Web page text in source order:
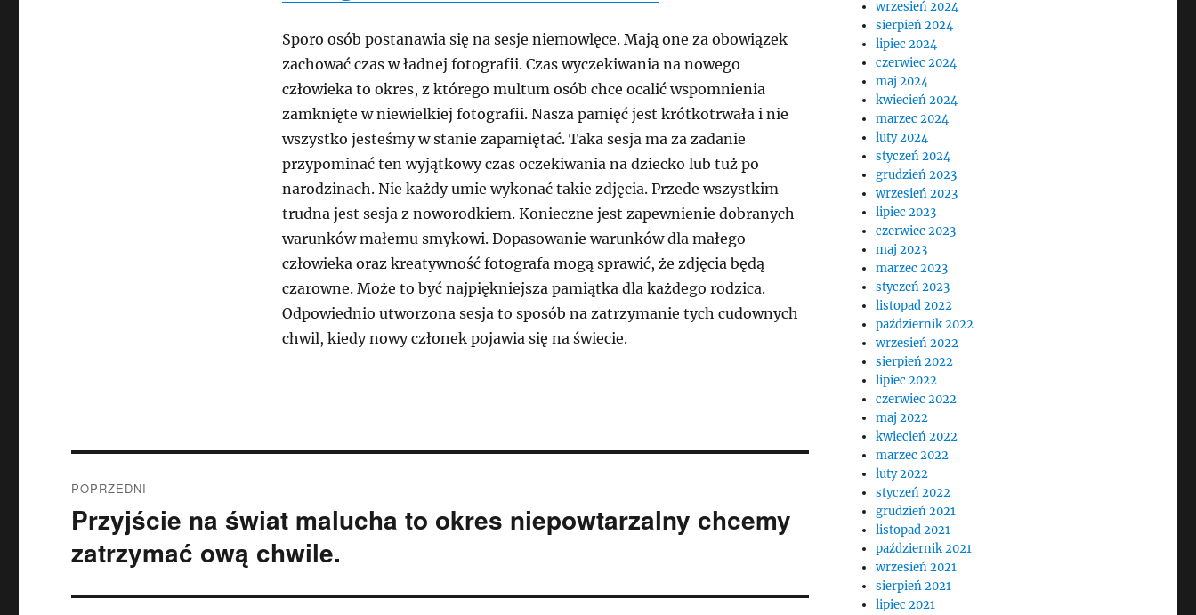
Sporo osób postanawia się na sesje niemowlęce. Mają one za obowiązek
zachować czas w ładnej fotografii. Czas wyczekiwania na nowego
człowieka to okres, z którego multum osób chce ocalić wspomnienia
zamknięte w niewielkiej fotografii. Nasza pamięć jest krótkotrwała i nie
wszystko jesteśmy w stanie zapamiętać. Taka sesja ma za zadanie
przypominać ten wyjątkowy czas oczekiwania na dziecko lub tuż po
narodzinach. Nie każdy umie wykonać takie zdjęcia. Przede wszystkim
trudna jest sesja z noworodkiem. Konieczne jest zapewnienie dobranych
warunków małemu smykowi. Dopasowanie warunków dla małego
człowieka oraz kreatywność fotografa mogą sprawić, że zdjęcia będą
czarowne. Może to być najpiękniejsza pamiątka dla każdego rodzica.
Odpowiednio utworzona sesja to sposób na zatrzymanie tych cudownych
chwil, kiedy nowy członek pojawia się na świecie.
wpisu
POPRZEDNI
Poprzedni
Przyjście na świat malucha to okres niepowtarzalny chcemy
zatrzymać ową chwile.
wrzesień 2024
sierpień 2024
lipiec 2024
czerwiec 2024
maj 2024
kwiecień 2024
marzec 2024
luty 2024
styczeń 2024
grudzień 2023
wrzesień 2023
lipiec 2023
czerwiec 2023
maj 2023
marzec 2023
styczeń 2023
listopad 2022
październik 2022
wrzesień 2022
sierpień 2022
lipiec 2022
czerwiec 2022
maj 2022
kwiecień 2022
marzec 2022
luty 2022
styczeń 2022
grudzień 2021
listopad 2021
październik 2021
wrzesień 2021
sierpień 2021
lipiec 2021